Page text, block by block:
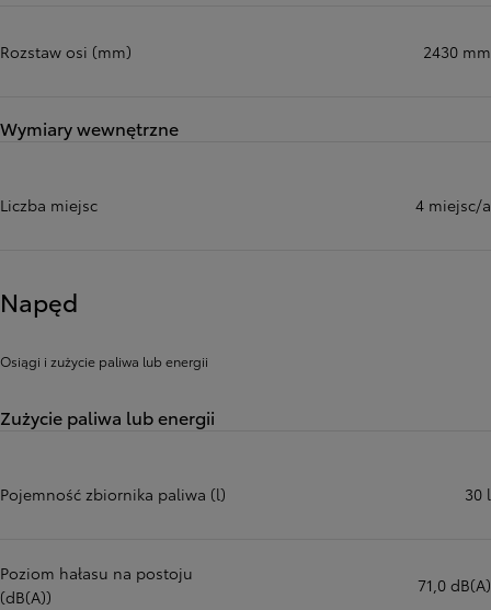
Rozstaw osi (mm) 2430 mm
Wymiary wewnętrzne
Liczba miejsc 4 miejsc/a
Napęd
Osiągi i zużycie paliwa lub energii
Zużycie paliwa lub energii
Pojemność zbiornika paliwa (l) 30 l
Poziom hałasu na postoju
(dB(A))
71,0 dB(A)